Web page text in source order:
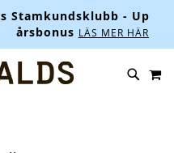
- Upp till 10% i
LÄS MER HÄR.
SKIP